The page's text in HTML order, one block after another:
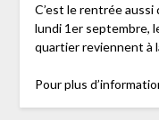
C’est le rentrée
lundi 1er septembre,
quartier reviennent à
Pour plus